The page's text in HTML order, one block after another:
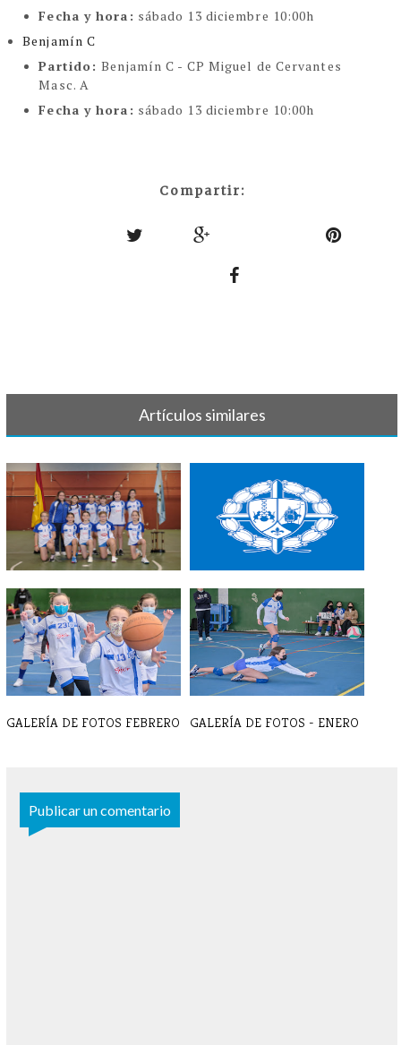
Fecha y hora: sábado 13 diciembre 10:00h
Benjamín C
Partido:Benjamín C - CP Miguel de Cervantes
Masc. A
Fecha y hora: sábado 13 diciembre 10:00h
Compartir:
Artículos similares
LISTAS VOLEIBOL 23-24
VOLEIBOL EQUIPOS 2022-
2023
GALERÍA DE FOTOS FEBRERO GALERÍA DE FOTOS - ENERO
Publicar un comentario